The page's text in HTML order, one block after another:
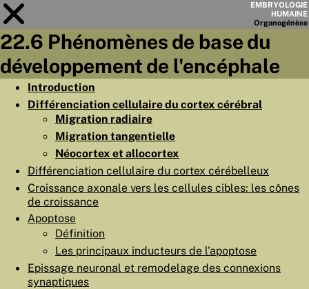
EMBRYOLOGIE
HUMAINE
Organogénèse
Module22
LISTE DES CHAPITRES
OBJECTIFS
PAGES
ACCUEIL
EMBRYOGÉNÈSE
22.6 Phénomènes de base du
développement de l'encéphale
Introduction
Différenciation cellulaire du cortex cérébral
Migration radiaire
Migration tangentielle
Néocortex et allocortex
Différenciation cellulaire du cortex cérébelleux
Croissance axonale vers les cellules cibles: les cônes
de croissance
Apoptose
Définition
Les principaux inducteurs de l'apoptose
Epissage neuronal et remodelage des connexions
synaptiques